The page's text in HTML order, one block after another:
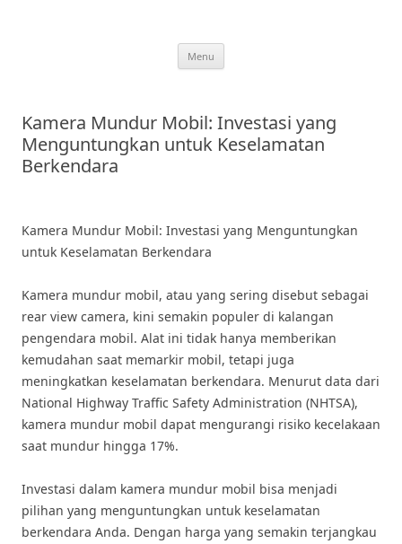
Menu
Kamera Mundur Mobil: Investasi yang
Menguntungkan untuk Keselamatan
Berkendara
Kamera Mundur Mobil: Investasi yang Menguntungkan
untuk Keselamatan Berkendara
Kamera mundur mobil, atau yang sering disebut sebagai
rear view camera, kini semakin populer di kalangan
pengendara mobil. Alat ini tidak hanya memberikan
kemudahan saat memarkir mobil, tetapi juga
meningkatkan keselamatan berkendara. Menurut data dari
National Highway Traffic Safety Administration (NHTSA),
kamera mundur mobil dapat mengurangi risiko kecelakaan
saat mundur hingga 17%.
Investasi dalam kamera mundur mobil bisa menjadi
pilihan yang menguntungkan untuk keselamatan
berkendara Anda. Dengan harga yang semakin terjangkau